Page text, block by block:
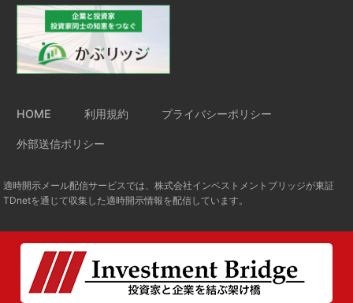
HOME 利用規約 プライバシーポリシー
外部送信ポリシー
適時開示メール配信サービスでは、株式会社インベストメントブリッジが東証
TDnetを通じて収集した適時開示情報を配信しています。